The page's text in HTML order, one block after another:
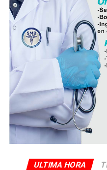
Peritos de la Fiscalía
Policía Ministerial llevaron
la escena y ordenaron el
fue trasladado al Servicio
donde permanece en
La unidad involucrada fue
disposición de la
carpeta de investigación
al conductor y determinar
ULTIMA HORA